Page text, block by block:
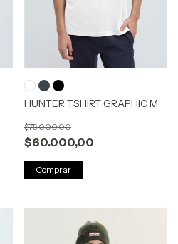
HUNTER TSHIRT GRAPHIC M
$60.000,00
$75.000,00
Comprar